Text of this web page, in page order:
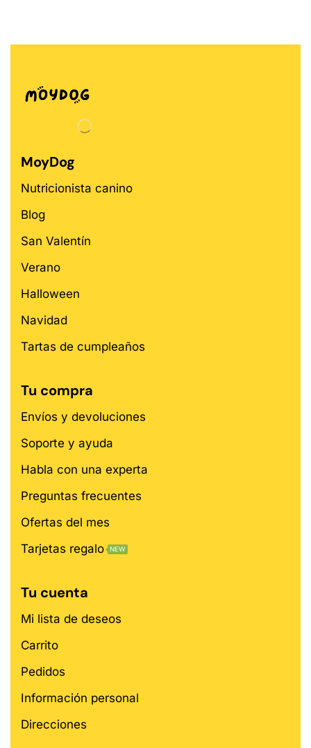
MoyDog
Nutricionista canino
Blog
San Valentín
Verano
Halloween
Navidad
Tartas de cumpleaños
Tu compra
Envíos y devoluciones
Soporte y ayuda
Habla con una experta
Preguntas frecuentes
Ofertas del mes
Tarjetas regalo
NEW
Tu cuenta
Mi lista de deseos
Carrito
Pedidos
Información personal
Direcciones